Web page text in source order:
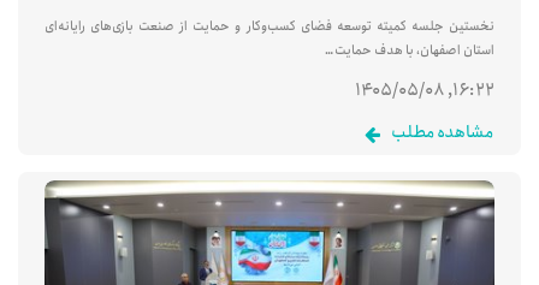
نخستین جلسه کمیته توسعه فضای کسب‌وکار و حمایت از صنعت بازی‌های رایانه‌ای
استان اصفهان، با هدف حمایت…
۱۶:۲۲, ۱۴۰۵/۰۵/۰۸
مشاهده مطلب